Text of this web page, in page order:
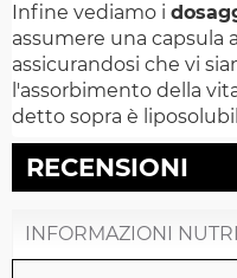
Infine vediamo i
assumere una capsula
assicurandosi che vi
l'assorbimento della
detto sopra è
RECENSIONI
INFORMAZIONI